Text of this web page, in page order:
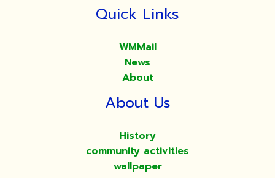
Quick Links
WMMail
News
About
About Us
History
community activities
wallpaper